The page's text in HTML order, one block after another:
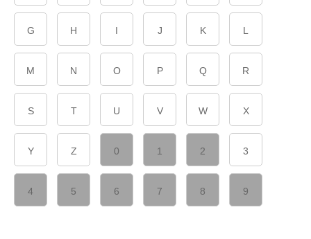
G H I J K L
M N O P Q R
S T U V W X
Y Z 0 1 2 3
4 5 6 7 8 9